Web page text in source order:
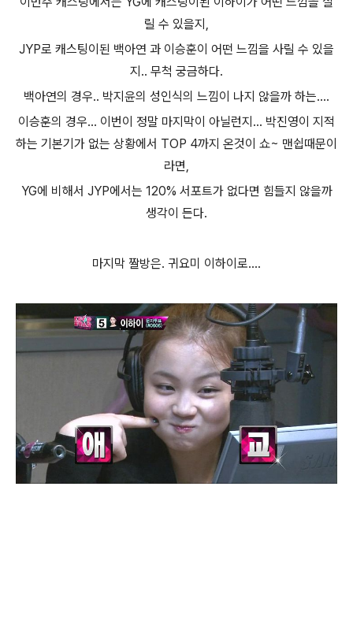
릴 수 있을지,
JYP로 캐스팅이된 백아연 과 이승훈이 어떤 느낌을 사릴 수 있을
지.. 무척 궁금하다.
백아연의 경우.. 박지윤의 성인식의 느낌이 나지 않을까 하는....
이승훈의 경우... 이번이 정말 마지막이 아닐런지... 박진영이 지적
하는 기본기가 없는 상황에서 TOP 4까지 온것이 쇼~ 맨쉽때문이
라면,
YG에 비해서 JYP에서는 120% 서포트가 없다면 힘들지 않을까
생각이 든다.
마지막 짤방은. 귀요미 이하이로....